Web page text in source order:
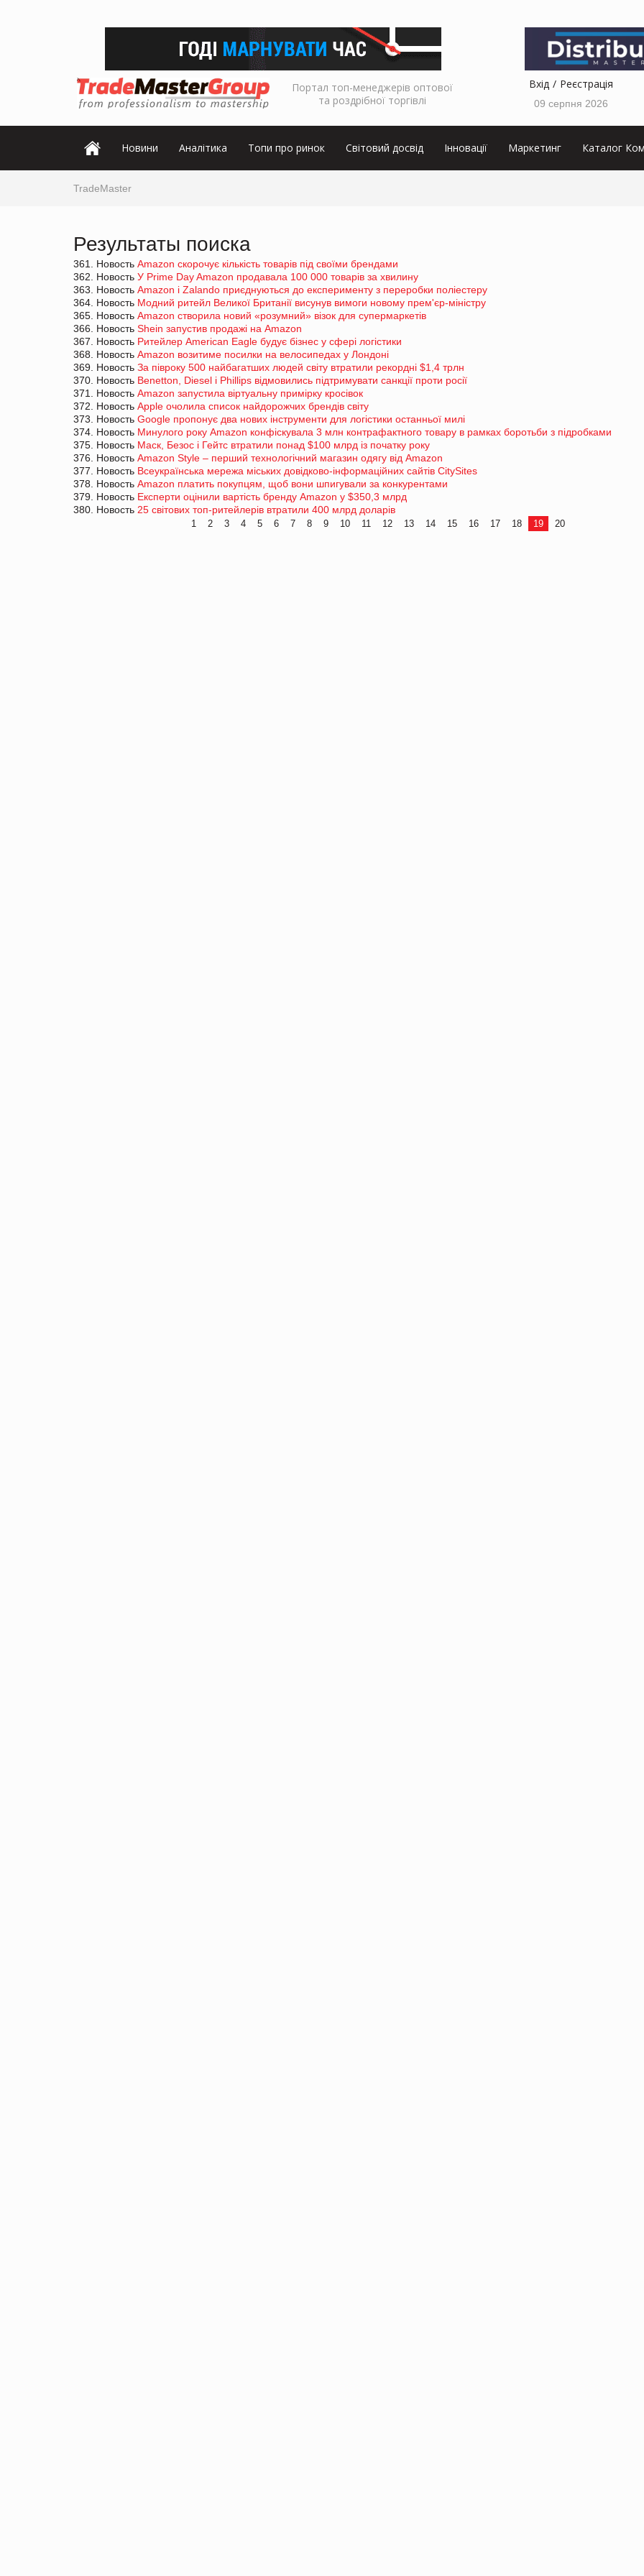
Портал топ-менеджерів оптової
та роздрібної торгівлі
Вхід Реєстрація
09 серпня 2026
Новини Аналітика Топи про ринок Світовий досвід Інновації Маркетинг Каталог
TradeMaster
Результаты поиска
361. Новость Amazon скорочує кількість товарів під своїми брендами
362. Новость У Prime Day Amazon продавала 100 000 товарів за хвилину
363. Новость Amazon і Zalando приєднуються до експерименту з переробки поліестеру
364. Новость Модний ритейл Великої Британії висунув вимоги новому прем'єр-міністру
365. Новость Amazon створила новий «розумний» візок для супермаркетів
366. Новость Shein запустив продажі на Amazon
367. Новость Ритейлер American Eagle будує бізнес у сфері логістики
368. Новость Amazon возитиме посилки на велосипедах у Лондоні
369. Новость За півроку 500 найбагатших людей світу втратили рекордні $1,4 трлн
370. Новость Benetton, Diesel і Phillips відмовились підтримувати санкції проти росії
371. Новость Amazon запустила віртуальну примірку кросівок
372. Новость Apple очолила список найдорожчих брендів світу
373. Новость Google пропонує два нових інструменти для логістики останньої милі
374. Новость Минулого року Amazon конфіскувала 3 млн контрафактного товару в рамках боротьби з підробками
375. Новость Маск, Безос і Гейтс втратили понад $100 млрд із початку року
376. Новость Amazon Style – перший технологічний магазин одягу від Amazon
377. Новость Всеукраїнська мережа міських довідково-інформаційних сайтів CitySites
378. Новость Amazon платить покупцям, щоб вони шпигували за конкурентами
379. Новость Експерти оцінили вартість бренду Amazon у $350,3 млрд
380. Новость 25 світових топ-ритейлерів втратили 400 млрд доларів
1 2 3 4 5 6 7 8 9 10 11 12 13 14 15 16 17 18 19 20